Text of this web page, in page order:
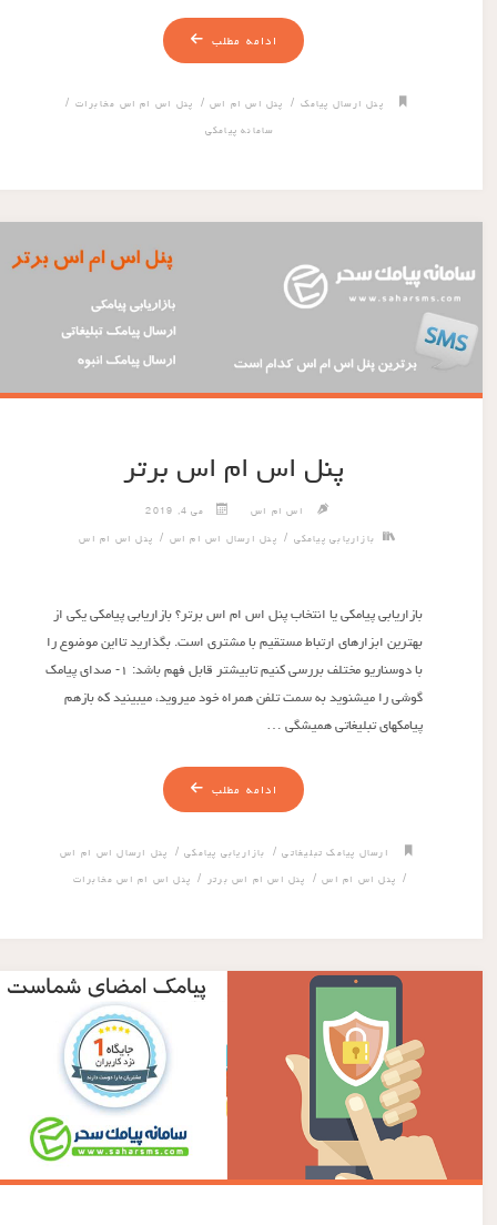
ادامه مطلب
پنل ارسال پیامک/ پنل اس ام اس / پنل اس ام اس مخابرات /
سامانه پیامکی
پنل اس ام اس برتر
اس ام اس می 4, 2019
بازاریابی پیامکی/ پنل ارسال اس ام اس/ پنل اس ام اس
بازاریابی پیامکی یا انتخاب پنل اس ام اس برتر؟ بازاریابی پیامکی یکی از
بهترین ابزارهای ارتباط مستقیم با مشتری است. بگذارید تااین موضوع را
با دوسناریو مختلف بررسی کنیم تابیشتر قابل فهم باشد: ۱- صدای پیامک
گوشی را میشنوید به سمت تلفن همراه خود میروید، میبینید که بازهم
پیامکهای تبلیغاتی همیشگی …
ادامه مطلب
ارسال پیامک تبلیغاتی/ بازاریابی پیامکی/ پنل ارسال اس ام اس
پنل اس ام اس/ پنل اس ام اس برتر/ پنل اس ام اس مخابرات